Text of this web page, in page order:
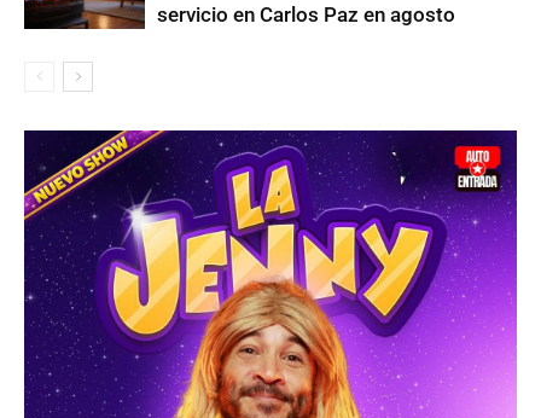
servicio en Carlos Paz en agosto